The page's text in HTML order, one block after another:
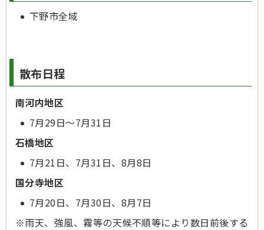
下野市全域
散布日程
南河内地区
7月29日～7月31日
石橋地区
7月21日、7月31日、8月8日
国分寺地区
7月20日、7月30日、8月7日
※雨天、強風、霧等の天候不順等により数日前後する